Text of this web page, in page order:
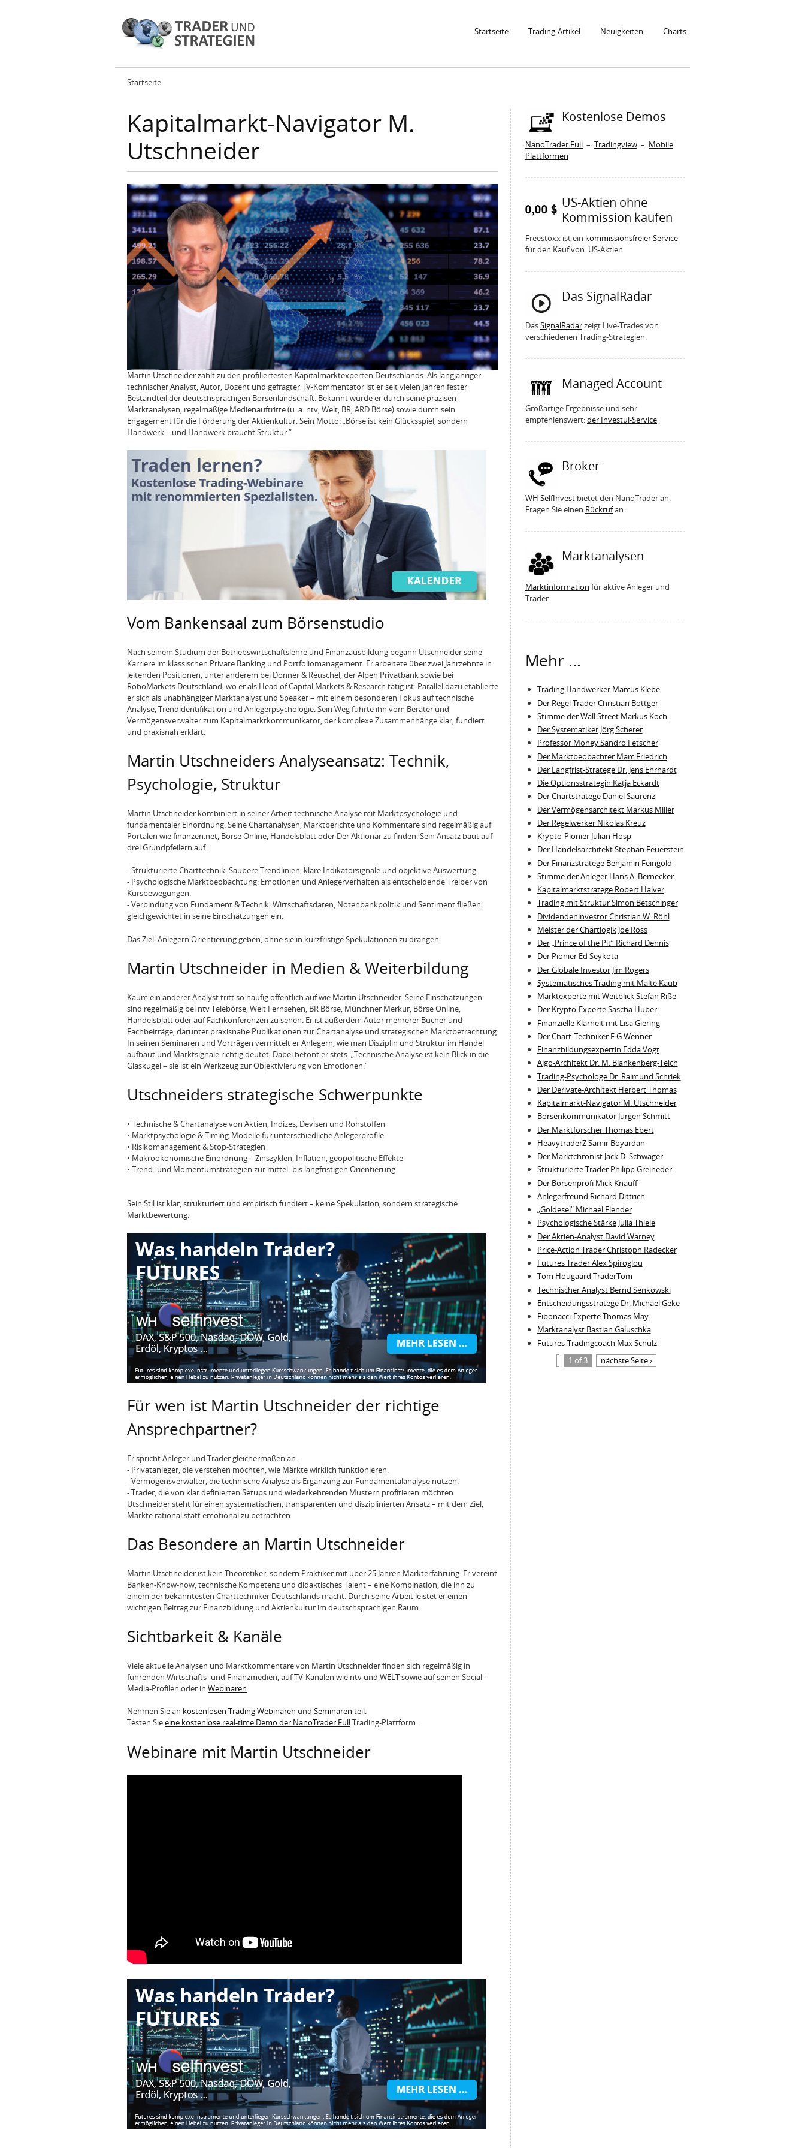
Startseite Trading-Artikel Neuigkeiten Charts
Sie sind hier
Startseite
Kapitalmarkt-Navigator M.
Utschneider
Martin Utschneider zählt zu den profiliertesten Kapitalmarktexperten Deutschlands. Als langjähriger
technischer Analyst, Autor, Dozent und gefragter TV-Kommentator ist er seit vielen Jahren fester
Bestandteil der deutschsprachigen Börsenlandschaft. Bekannt wurde er durch seine präzisen
Marktanalysen, regelmäßige Medienauftritte (u. a. ntv, Welt, BR, ARD Börse) sowie durch sein
Engagement für die Förderung der Aktienkultur. Sein Motto: „Börse ist kein Glücksspiel, sondern
Handwerk – und Handwerk braucht Struktur.“
Vom Bankensaal zum Börsenstudio
Nach seinem Studium der Betriebswirtschaftslehre und Finanzausbildung begann Utschneider seine
Karriere im klassischen Private Banking und Portfoliomanagement. Er arbeitete über zwei Jahrzehnte in
leitenden Positionen, unter anderem bei Donner & Reuschel, der Alpen Privatbank sowie bei
RoboMarkets Deutschland, wo er als Head of Capital Markets & Research tätig ist. Parallel dazu etablierte
er sich als unabhängiger Marktanalyst und Speaker – mit einem besonderen Fokus auf technische
Analyse, Trendidentifikation und Anlegerpsychologie. Sein Weg führte ihn vom Berater und
Vermögensverwalter zum Kapitalmarktkommunikator, der komplexe Zusammenhänge klar, fundiert
und praxisnah erklärt.
Martin Utschneiders Analyseansatz: Technik,
Psychologie, Struktur
Martin Utschneider kombiniert in seiner Arbeit technische Analyse mit Marktpsychologie und
fundamentaler Einordnung. Seine Chartanalysen, Marktberichte und Kommentare sind regelmäßig auf
Portalen wie finanzen.net, Börse Online, Handelsblatt oder Der Aktionär zu finden. Sein Ansatz baut auf
drei Grundpfeilern auf:
- Strukturierte Charttechnik: Saubere Trendlinien, klare Indikatorsignale und objektive Auswertung.
- Psychologische Marktbeobachtung: Emotionen und Anlegerverhalten als entscheidende Treiber von
Kursbewegungen.
- Verbindung von Fundament & Technik: Wirtschaftsdaten, Notenbankpolitik und Sentiment fließen
gleichgewichtet in seine Einschätzungen ein.
Das Ziel: Anlegern Orientierung geben, ohne sie in kurzfristige Spekulationen zu drängen.
Martin Utschneider in Medien & Weiterbildung
Kaum ein anderer Analyst tritt so häufig öffentlich auf wie Martin Utschneider. Seine Einschätzungen
sind regelmäßig bei ntv Telebörse, Welt Fernsehen, BR Börse, Münchner Merkur, Börse Online,
Handelsblatt oder auf Fachkonferenzen zu sehen. Er ist außerdem Autor mehrerer Bücher und
Fachbeiträge, darunter praxisnahe Publikationen zur Chartanalyse und strategischen Marktbetrachtung.
In seinen Seminaren und Vorträgen vermittelt er Anlegern, wie man Disziplin und Struktur im Handel
aufbaut und Marktsignale richtig deutet. Dabei betont er stets: „Technische Analyse ist kein Blick in die
Glaskugel – sie ist ein Werkzeug zur Objektivierung von Emotionen.“
Utschneiders strategische Schwerpunkte
• Technische & Chartanalyse von Aktien, Indizes, Devisen und Rohstoffen
• Marktpsychologie & Timing-Modelle für unterschiedliche Anlegerprofile
• Risikomanagement & Stop-Strategien
• Makroökonomische Einordnung – Zinszyklen, Inflation, geopolitische Effekte
• Trend- und Momentumstrategien zur mittel- bis langfristigen Orientierung
Sein Stil ist klar, strukturiert und empirisch fundiert – keine Spekulation, sondern strategische
Marktbewertung.
Für wen ist Martin Utschneider der richtige
Ansprechpartner?
Er spricht Anleger und Trader gleichermaßen an:
- Privatanleger, die verstehen möchten, wie Märkte wirklich funktionieren.
- Vermögensverwalter, die technische Analyse als Ergänzung zur Fundamentalanalyse nutzen.
- Trader, die von klar definierten Setups und wiederkehrenden Mustern profitieren möchten.
Utschneider steht für einen systematischen, transparenten und disziplinierten Ansatz – mit dem Ziel,
Märkte rational statt emotional zu betrachten.
Das Besondere an Martin Utschneider
Martin Utschneider ist kein Theoretiker, sondern Praktiker mit über 25 Jahren Markterfahrung. Er vereint
Banken-Know-how, technische Kompetenz und didaktisches Talent – eine Kombination, die ihn zu
einem der bekanntesten Charttechniker Deutschlands macht. Durch seine Arbeit leistet er einen
wichtigen Beitrag zur Finanzbildung und Aktienkultur im deutschsprachigen Raum.
Sichtbarkeit & Kanäle
Viele aktuelle Analysen und Marktkommentare von Martin Utschneider finden sich regelmäßig in
führenden Wirtschafts- und Finanzmedien, auf TV-Kanälen wie ntv und WELT sowie auf seinen Social-
Media-Profilen oder in Webinaren
Nehmen Sie an kostenlosen Trading Webinaren und Seminaren teil.
Testen Sieeine kostenlose real-time Demo der NanoTrader FullTrading-Plattform.
Webinare mit Martin Utschneider
Kostenlose Demos
NanoTrader Full – Tradingview – Mobile
Plattformen
US-Aktien ohne
Kommission kaufen
Freestoxx ist ein kommissionsfreier Service
für den Kauf von US-Aktien
Das SignalRadar
DasSignalRadarzeigt Live-Trades von
verschiedenen Trading-Strategien.
Managed Account
Großartige Ergebnisse und sehr
empfehlenswert:der Investui-Service
Broker
WH SelfInvest bietet den NanoTrader an.
Fragen Sie einen Rückrufan.
Marktanalysen
Marktinformation für aktive Anleger und
Trader.
Mehr ...
Trading Handwerker Marcus Klebe
Der Regel Trader Christian Böttger
Stimme der Wall Street Markus Koch
Der Systematiker Jörg Scherer
Professor Money Sandro Fetscher
Der Marktbeobachter Marc Friedrich
Der Langfrist-Stratege Dr. Jens Ehrhardt
Die Optionsstrategin Katja Eckardt
Der Chartstratege Daniel Saurenz
Der Vermögensarchitekt Markus Miller
Der Regelwerker Nikolas Kreuz
Krypto-Pionier Julian Hosp
Der Handelsarchitekt Stephan Feuerstein
Der Finanzstratege Benjamin Feingold
Stimme der Anleger Hans A. Bernecker
Kapitalmarktstratege Robert Halver
Trading mit Struktur Simon Betschinger
Dividendeninvestor Christian W. Röhl
Meister der Chartlogik Joe Ross
Der „Prince of the Pit“ Richard Dennis
Der Pionier Ed Seykota
Der Globale Investor Jim Rogers
Systematisches Trading mit Malte Kaub
Marktexperte mit Weitblick Stefan Riße
Der Krypto-Experte Sascha Huber
Finanzielle Klarheit mit Lisa Giering
Der Chart-Techniker F.G Wenner
Finanzbildungsexpertin Edda Vogt
Algo‑Architekt Dr. M. Blankenberg‑Teich
Trading-Psychologe Dr. Raimund Schriek
Der Derivate‑Architekt Herbert Thomas
Kapitalmarkt-Navigator M. Utschneider
Börsenkommunikator Jürgen Schmitt
Der Marktforscher Thomas Ebert
HeavytraderZ Samir Boyardan
Der Marktchronist Jack D. Schwager
Strukturierte Trader Philipp Greineder
Der Börsenprofi Mick Knauff
Anlegerfreund Richard Dittrich
„Goldesel“ Michael Flender
Psychologische Stärke Julia Thiele
Der Aktien-Analyst David Warney
Price-Action Trader Christoph Radecker
Futures Trader Alex Spiroglou
Tom Hougaard TraderTom
Technischer Analyst Bernd Senkowski
Entscheidungsstratege Dr. Michael Geke
Fibonacci-Experte Thomas May
Marktanalyst Bastian Galuschka
Futures-Tradingcoach Max Schulz
1 of 3
nächste Seite ›